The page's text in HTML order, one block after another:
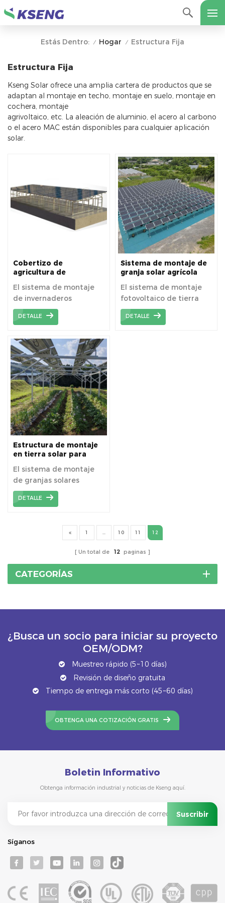
Estás Dentro: / Hogar / Estructura Fija
Estructura Fija
Kseng Solar ofrece una amplia cartera de productos que se
adaptan al montaje en techo, montaje en suelo, montaje en
cochera, montaje
agrivoltaico, etc. La aleación de aluminio, el acero al carbono
o el acero MAC están disponibles para cualquier aplicación
solar.
Cobertizo de
agricultura de
soporte de montaje
solar
El sistema de montaje
de invernaderos
agrícolas se aplica
principalmente a la
solares fotovoltaicas
agrícolas, logrando el
uso dual de las tierras.
DETALLE
Sistema de montaje de
granja solar agrícola
El sistema de montaje
fotovoltaico de tierra
agrícola se aplica
ampliamente en tierras
DETALLE
Estructura de montaje
en tierra solar para
El sistema de montaje
de granjas solares
promueve el crecimiento
de cultivos y el uso de
DETALLE
1 10 11 12
Un total de 12 paginas
CATEGORÍAS
¿Busca un socio para iniciar su proyecto
OEM/ODM?
Muestreo rápido (5~10 días)
Revisión de diseño gratuita
Tiempo de entrega más corto (45~60 días)
OBTENGA UNA COTIZACIÓN GRATIS
Boletin Informativo
Obtenga información industrial y noticias de Kseng aquí.
Síganos